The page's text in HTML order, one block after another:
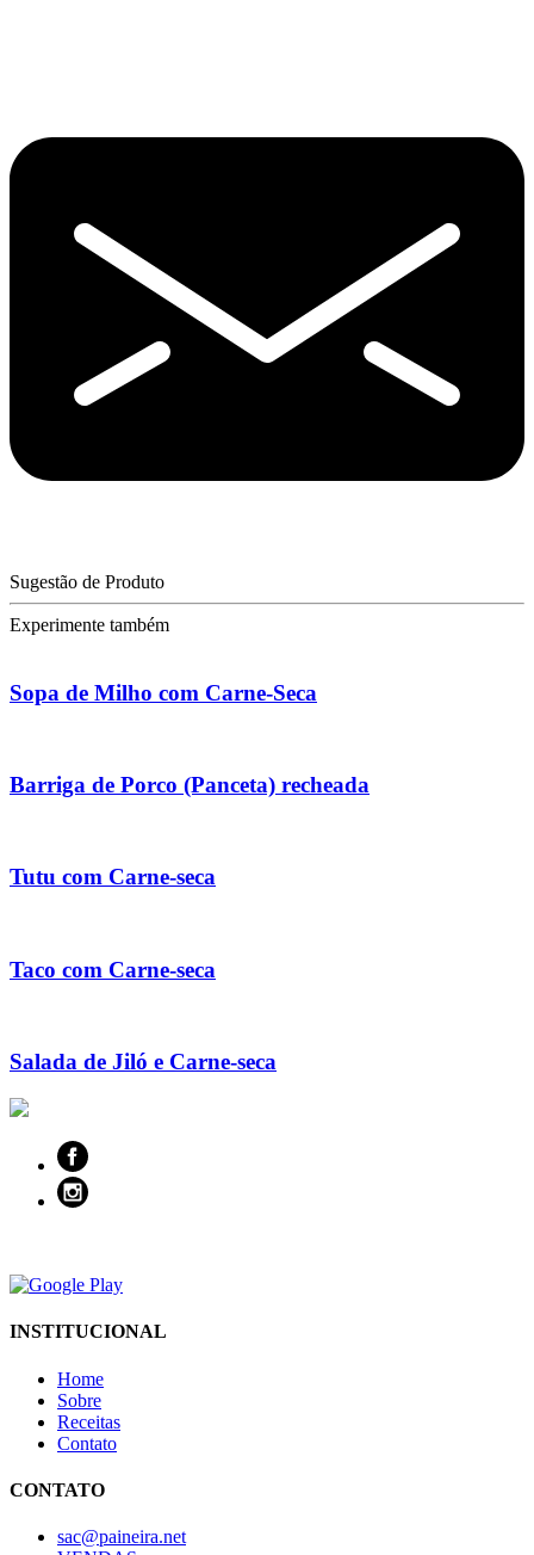
Sugestão de Produto
Experimente também
Sopa de Milho com Carne-Seca
Barriga de Porco (Panceta) recheada
Tutu com Carne-seca
Taco com Carne-seca
Salada de Jiló e Carne-seca
INSTITUCIONAL
Home
Sobre
Receitas
Contato
CONTATO
sac@paineira.net